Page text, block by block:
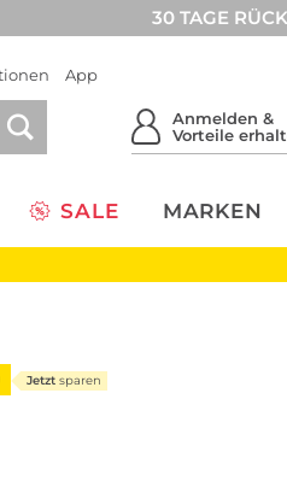
30 TAGE
App
Anmelden &
Vorteile
SALE MARKEN
Jetzt sparen